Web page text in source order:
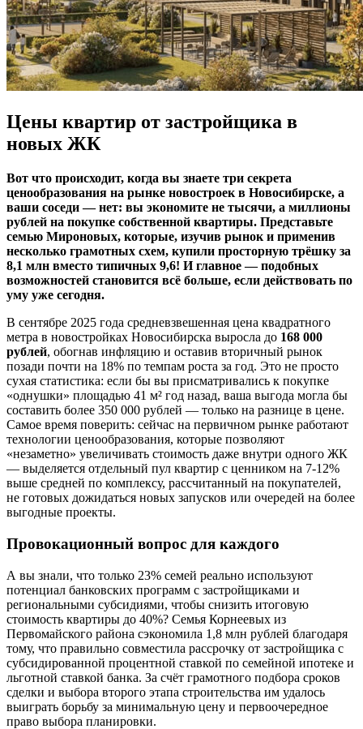
Цены квартир от застройщика в
новых ЖК
Вот что происходит, когда вы знаете три секрета
ценообразования на рынке новостроек в Новосибирске, а
ваши соседи — нет: вы экономите не тысячи, а миллионы
рублей на покупке собственной квартиры. Представьте
семью Мироновых, которые, изучив рынок и применив
несколько грамотных схем, купили просторную трёшку за
8,1 млн вместо типичных 9,6! И главное — подобных
возможностей становится всё больше, если действовать по
уму уже сегодня.
В сентябре 2025 года средневзвешенная цена квадратного
метра в новостройках Новосибирска выросла до 168 000
рублей, обогнав инфляцию и оставив вторичный рынок
позади почти на 18% по темпам роста за год. Это не просто
сухая статистика: если бы вы присматривались к покупке
«однушки» площадью 41 м² год назад, ваша выгода могла бы
составить более 350 000 рублей — только на разнице в цене.
Самое время поверить: сейчас на первичном рынке работают
технологии ценообразования, которые позволяют
«незаметно» увеличивать стоимость даже внутри одного ЖК
— выделяется отдельный пул квартир с ценником на 7-12%
выше средней по комплексу, рассчитанный на покупателей,
не готовых дожидаться новых запусков или очередей на более
выгодные проекты.
Провокационный вопрос для каждого
А вы знали, что только 23% семей реально используют
потенциал банковских программ с застройщиками и
региональными субсидиями, чтобы снизить итоговую
стоимость квартиры до 40%? Семья Корнеевых из
Первомайского района сэкономила 1,8 млн рублей благодаря
тому, что правильно совместила рассрочку от застройщика с
субсидированной процентной ставкой по семейной ипотеке и
льготной ставкой банка. За счёт грамотного подбора сроков
сделки и выбора второго этапа строительства им удалось
выиграть борьбу за минимальную цену и первоочередное
право выбора планировки.